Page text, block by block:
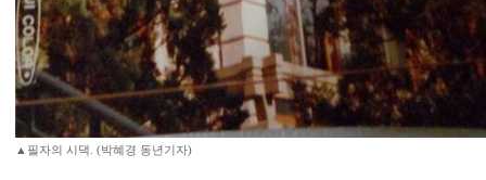
▲필자의 시댁. (박혜경 동년기자)